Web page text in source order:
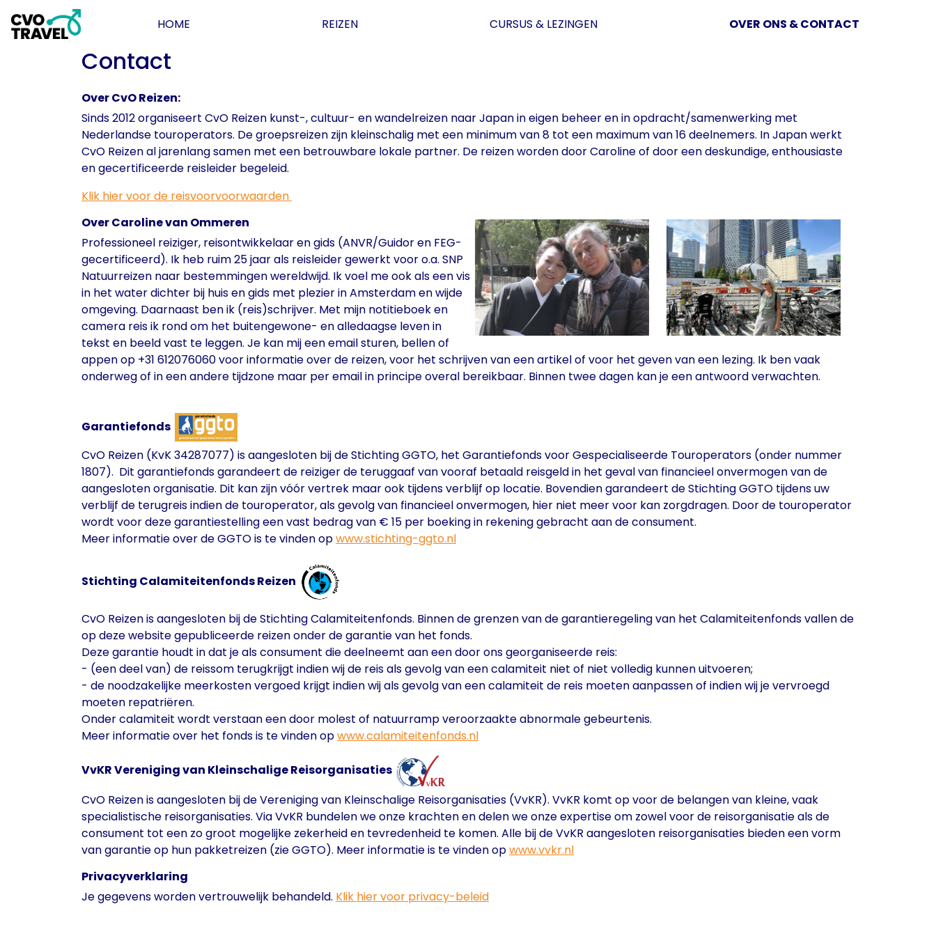
HOME REIZEN CURSUS & LEZINGEN OVER ONS & CONTACT(current)
Contact
Over CvO Reizen:
Sinds 2012 organiseert CvO Reizen kunst-, cultuur- en wandelreizen naar Japan in eigen beheer en in opdracht/samenwerking met
Nederlandse touroperators. De groepsreizen zijn kleinschalig met een minimum van 8 tot een maximum van 16 deelnemers. In Japan werkt
CvO Reizen al jarenlang samen met een betrouwbare lokale partner. De reizen worden door Caroline of door een deskundige, enthousiaste
en gecertificeerde reisleider begeleid.
Klik hier voor de reisvoorvoorwaarden
Over Caroline van Ommeren
Professioneel reiziger, reisontwikkelaar en gids (ANVR/Guidor en FEG-
gecertificeerd). Ik heb ruim 25 jaar als reisleider gewerkt voor o.a. SNP
Natuurreizen naar bestemmingen wereldwijd. Ik voel me ook als een vis
in het water dichter bij huis en gids met plezier in Amsterdam en wijde
omgeving. Daarnaast ben ik (reis)schrijver. Met mijn notitieboek en
camera reis ik rond om het buitengewone- en alledaagse leven in
tekst en beeld vast te leggen. Je kan mij een email sturen, bellen of
appen op +31 612076060 voor informatie over de reizen, voor het schrijven van een artikel of voor het geven van een lezing. Ik ben vaak
onderweg of in een andere tijdzone maar per email in principe overal bereikbaar. Binnen twee dagen kan je een antwoord verwachten.
Garantiefonds
CvO Reizen (KvK 34287077) is aangesloten bij de Stichting GGTO, het Garantiefonds voor Gespecialiseerde Touroperators (onder nummer
1807). Dit garantiefonds garandeert de reiziger de teruggaaf van vooraf betaald reisgeld in het geval van financieel onvermogen van de
aangesloten organisatie. Dit kan zijn vóór vertrek maar ook tijdens verblijf op locatie. Bovendien garandeert de Stichting GGTO tijdens uw
verblijf de terugreis indien de touroperator, als gevolg van financieel onvermogen, hier niet meer voor kan zorgdragen. Door de touroperator
wordt voor deze garantiestelling een vast bedrag van € 15 per boeking in rekening gebracht aan de consument.
Meer informatie over de GGTO is te vinden opwww.stichting-ggto.nl
Stichting Calamiteitenfonds Reizen
CvO Reizen is aangesloten bij de Stichting Calamiteitenfonds. Binnen de grenzen van de garantieregeling van het Calamiteitenfonds vallen de
op deze website gepubliceerde reizen onder de garantie van het fonds.
Deze garantie houdt in dat je als consument die deelneemt aan een door ons georganiseerde reis:
- (een deel van) de reissom terugkrijgt indien wij de reis als gevolg van een calamiteit niet of niet volledig kunnen uitvoeren;
- de noodzakelijke meerkosten vergoed krijgt indien wij als gevolg van een calamiteit de reis moeten aanpassen of indien wij je vervroegd
moeten repatriëren.
Onder calamiteit wordt verstaan een door molest of natuurramp veroorzaakte abnormale gebeurtenis.
Meer informatie over het fonds is te vinden opwww.calamiteitenfonds.nl
VvKR Vereniging van Kleinschalige Reisorganisaties
CvO Reizen is aangesloten bij de Vereniging van Kleinschalige Reisorganisaties (VvKR). VvKR komt op voor de belangen van kleine, vaak
specialistische reisorganisaties. Via VvKR bundelen we onze krachten en delen we onze expertise om zowel voor de reisorganisatie als de
consument tot een zo groot mogelijke zekerheid en tevredenheid te komen. Alle bij de VvKR aangesloten reisorganisaties bieden een vorm
van garantie op hun pakketreizen (zie GGTO). Meer informatie is te vinden opwww.vvkr.nl
Privacyverklaring
Je gegevens worden vertrouwelijk behandeld. Klik hier voor privacy-beleid